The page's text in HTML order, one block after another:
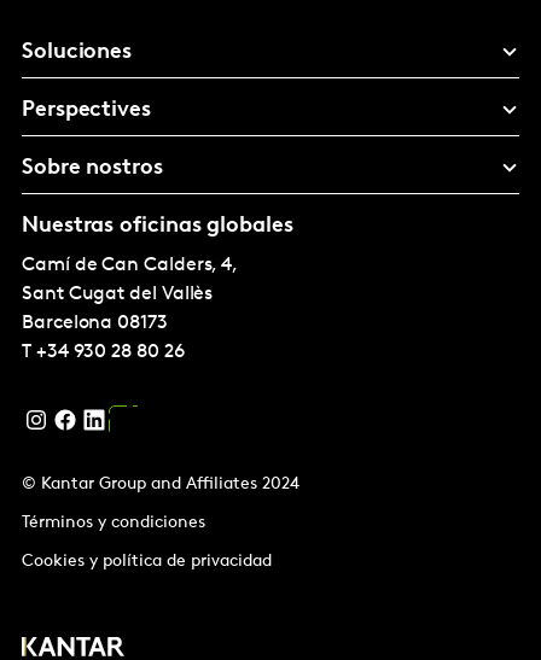
Soluciones
Perspectives
Sobre nostros
Nuestras oficinas globales
Camí de Can Calders, 4,
Sant Cugat del Vallès
Barcelona 08173
T +34 930 28 80 26
© Kantar Group and Affiliates 2024
Términos y condiciones
Cookies y política de privacidad